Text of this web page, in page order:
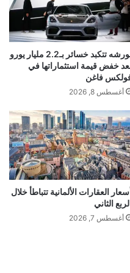
مسبقًا ولكن تم سحبه
أنه تحديث من جانب
من رؤية التغييرات
تم الآن تحسين قائمة
داخل حاوية. وهذا
مع تغيير طفيف في
بورشه تتكبد خسائر بـ2.2 مليار يورو
خفض قيمة استثماراتها في
فاغن
أغسطس 8, 2026
العقارات الألمانية تتباطأ خلال
الثاني
أغسطس 7, 2026